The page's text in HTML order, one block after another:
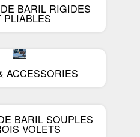
accessoires de
plus
échelles
BARIL RIGIDES
PLIABLES
ACCESSORIES
BARIL SOUPLES
VOLETS